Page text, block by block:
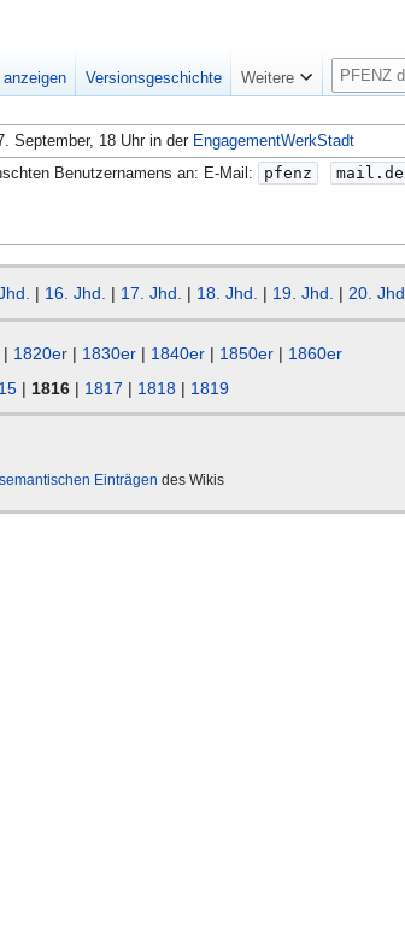
September, 18 Uhr in der EngagementWerkStadt
Benutzernamens an: E-Mail:
pfenz mail.de
| 16. Jhd. | 17. Jhd. | 18. Jhd. | 19. Jhd. | 20. Jhd.
| 1820er | 1830er | 1840er | 1850er | 1860er
| 1816 | 1817 | 1818 | 1819
semantischen Einträgen des Wikis
Versionsgeschichte Weitere
S
u
c
h
e